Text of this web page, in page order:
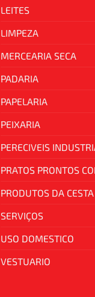
LEITES
LIMPEZA
MERCEARIA SECA
PADARIA
PAPELARIA
PEIXARIA
PERECIVEIS
PRATOS PRONTOS
PRODUTOS DA
SERVIÇOS
USO DOMESTICO
VESTUARIO